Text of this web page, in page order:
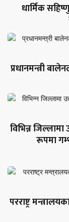
धार्मिक
प्रधानमन्त्री
विभिन्न
रूपमा
परराष्ट्र